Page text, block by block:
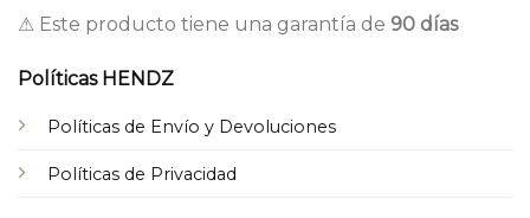
⚠ Este producto tiene una garantía de 90 días
Políticas HENDZ
Políticas de Envío y Devoluciones
Políticas de Privacidad